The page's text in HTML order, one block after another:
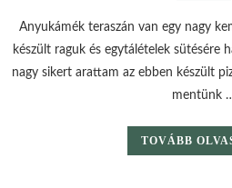
Anyukámék teraszán van egy nagy
készült raguk és egytálételek sütésére
nagy sikert arattam az ebben készült
mentünk
TOVÁBB